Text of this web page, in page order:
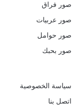
صور فراق
صور عربيات
صور حوامل
صور بحبك
سياسة الخصوصية
اتصل بنا